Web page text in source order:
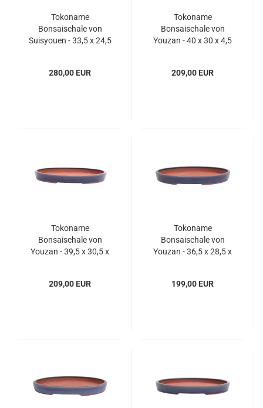
Tokoname
Bonsaischale von
Suisyouen - 33,5 x 24,5
280,00 EUR
Tokoname
Bonsaischale von
Youzan - 40 x 30 x 4,5
209,00 EUR
Tokoname
Bonsaischale von
Youzan - 39,5 x 30,5 x
209,00 EUR
Tokoname
Bonsaischale von
Youzan - 36,5 x 28,5 x
199,00 EUR